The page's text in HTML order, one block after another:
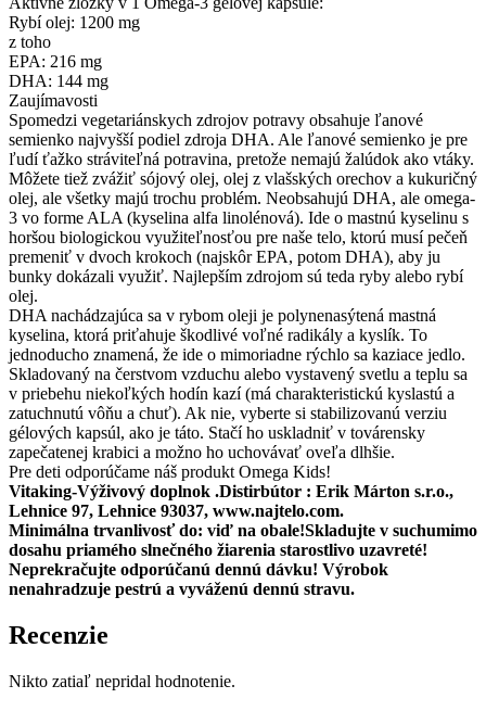
Rybí olej: 1200 mg
z toho
EPA: 216 mg
DHA: 144 mg
Zaujímavosti
Spomedzi vegetariánskych zdrojov potravy obsahuje ľanové
semienko najvyšší podiel zdroja DHA. Ale ľanové semienko je pre
ľudí ťažko stráviteľná potravina, pretože nemajú žalúdok ako vtáky.
Môžete tiež zvážiť sójový olej, olej z vlašských orechov a kukuričný
olej, ale všetky majú trochu problém. Neobsahujú DHA, ale omega-
3 vo forme ALA (kyselina alfa linolénová). Ide o mastnú kyselinu s
horšou biologickou využiteľnosťou pre naše telo, ktorú musí pečeň
premeniť v dvoch krokoch (najskôr EPA, potom DHA), aby ju
bunky dokázali využiť. Najlepším zdrojom sú teda ryby alebo rybí
olej.
DHA nachádzajúca sa v rybom oleji je polynenasýtená mastná
kyselina, ktorá priťahuje škodlivé voľné radikály a kyslík. To
jednoducho znamená, že ide o mimoriadne rýchlo sa kaziace jedlo.
Skladovaný na čerstvom vzduchu alebo vystavený svetlu a teplu sa
v priebehu niekoľkých hodín kazí (má charakteristickú kyslastú a
zatuchnutú vôňu a chuť). Ak nie, vyberte si stabilizovanú verziu
gélových kapsúl, ako je táto. Stačí ho uskladniť v továrensky
zapečatenej krabici a možno ho uchovávať oveľa dlhšie.
Pre deti odporúčame náš produkt Omega Kids!
Vitaking-Výživový doplnok .Distirbútor : Erik Márton s.r.o.,
Lehnice 97, Lehnice 93037, www.najtelo.com.
Minimálna trvanlivosť do: viď na obale!Skladujte v suchumimo
dosahu priamého slnečného žiarenia starostlivo uzavreté!
Neprekračujte odporúčanú dennú dávku! Výrobok
nenahradzuje pestrú a vyváženú dennú stravu.
Recenzie
Nikto zatiaľ nepridal hodnotenie.